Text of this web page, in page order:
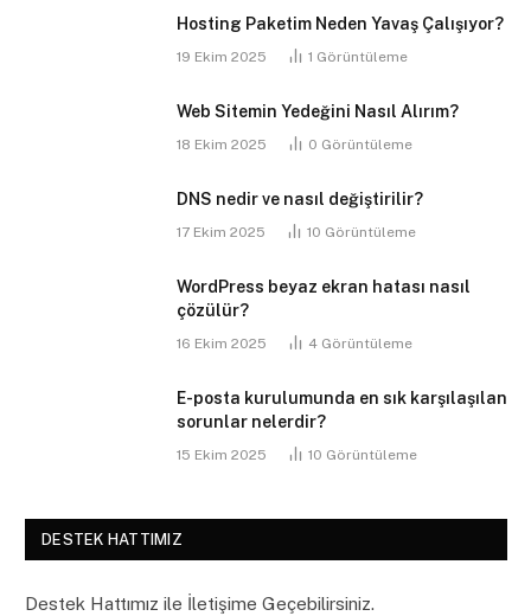
Hosting Paketim Neden Yavaş Çalışıyor?
19 Ekim 2025 1 Görüntüleme
Web Sitemin Yedeğini Nasıl Alırım?
18 Ekim 2025 0 Görüntüleme
DNS nedir ve nasıl değiştirilir?
17 Ekim 2025 10 Görüntüleme
WordPress beyaz ekran hatası nasıl
çözülür?
16 Ekim 2025 4 Görüntüleme
E-posta kurulumunda en sık karşılaşılan
sorunlar nelerdir?
15 Ekim 2025 10 Görüntüleme
DESTEK HATTIMIZ
Destek Hattımız ile İletişime Geçebilirsiniz.